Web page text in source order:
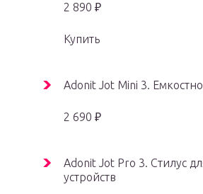
2 890 ₽
Купить
Adonit Jot Mini 3.
2 690 ₽
Adonit Jot Pro 3. Стилус
устройств